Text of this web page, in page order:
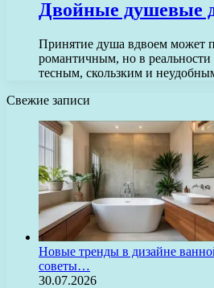
Двойные душевые
Принятие душа вдвоем может
романтичным, но в реальности
тесным, скользким и
Свежие записи
Новые тренды в дизайне
советы…
30.07.2026